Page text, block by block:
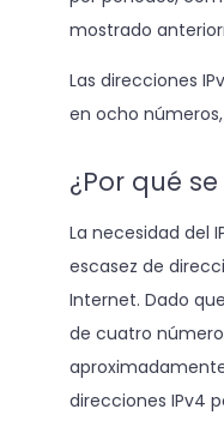
mostrado
Las direcciones
en ocho
¿Por qué
La necesidad del
escasez de
Internet. Dado
de cuatro
direcciones IPv4